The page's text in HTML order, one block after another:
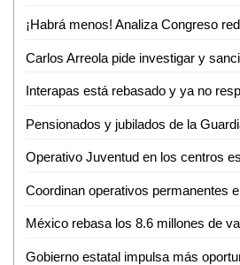
Operativo Juventud en los centros